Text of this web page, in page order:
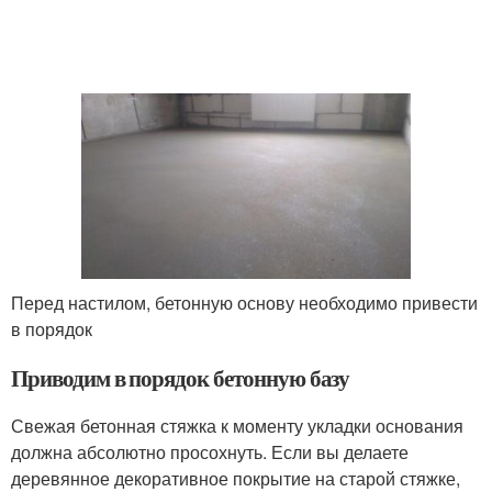
Перед настилом, бетонную основу необходимо привести
в порядок
Приводим в порядок бетонную базу
Свежая бетонная стяжка к моменту укладки основания
должна абсолютно просохнуть. Если вы делаете
деревянное декоративное покрытие на старой стяжке,